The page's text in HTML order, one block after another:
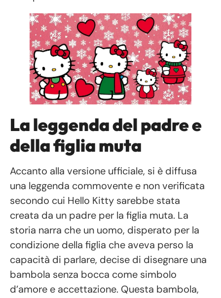
La leggenda del padre e
della figlia muta
Accanto alla versione ufficiale, si è diffusa
una leggenda commovente e non verificata
secondo cui Hello Kitty sarebbe stata
creata da un padre per la figlia muta. La
storia narra che un uomo, disperato per la
condizione della figlia che aveva perso la
capacità di parlare, decise di disegnare una
bambola senza bocca come simbolo
d’amore e accettazione. Questa bambola,